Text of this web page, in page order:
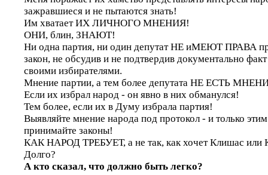
зажравшиеся и не пытаются знать!
Им хватает ИХ ЛИЧНОГО МНЕНИЯ!
ОНИ, блин, ЗНАЮТ!
Ни одна партия, ни один депутат НЕ иМЕЮТ ПРАВА
закон, не обсудив и не подтвердив документально
своими избирателями.
Мнение партии, а тем более депутата НЕ ЕСТЬ
Если их избрал народ - он явно в них обманулся!
Тем более, если их в Думу избрала партия!
Выявляйте мнение народа под протокол - и только
принимайте законы!
КАК НАРОД ТРЕБУЕТ, а не так, как хочет Клишас или
Долго?
А кто сказал, что должно быть легко?